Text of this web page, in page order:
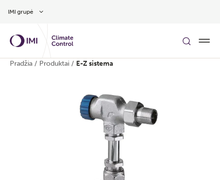
IMI grupė
Pradžia / Produktai / E-Z sistema